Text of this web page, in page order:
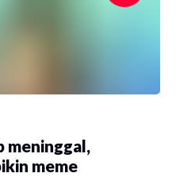
meninggal,
meme